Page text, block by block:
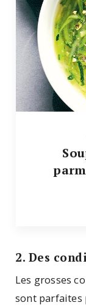
2. Des
Les grosses
sont parfaites